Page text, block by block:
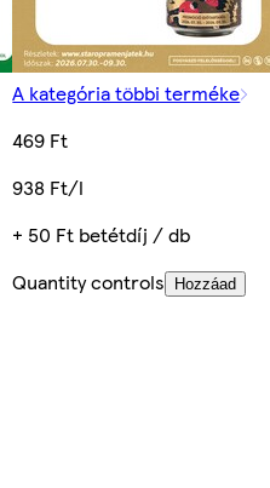
A kategória többi terméke
469 Ft
938 Ft/l
+ 50 Ft betétdíj / db
Quantity controls
Hozzáad